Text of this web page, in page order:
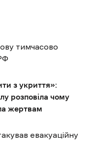
тимчасово
з укриття»:
розповіла чому
жертвам
евакуаційну